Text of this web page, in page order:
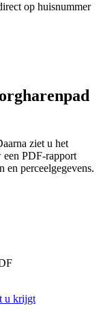
op huisnummer
ziet u het
een PDF-rapport
en perceelgegevens.
u krijgt